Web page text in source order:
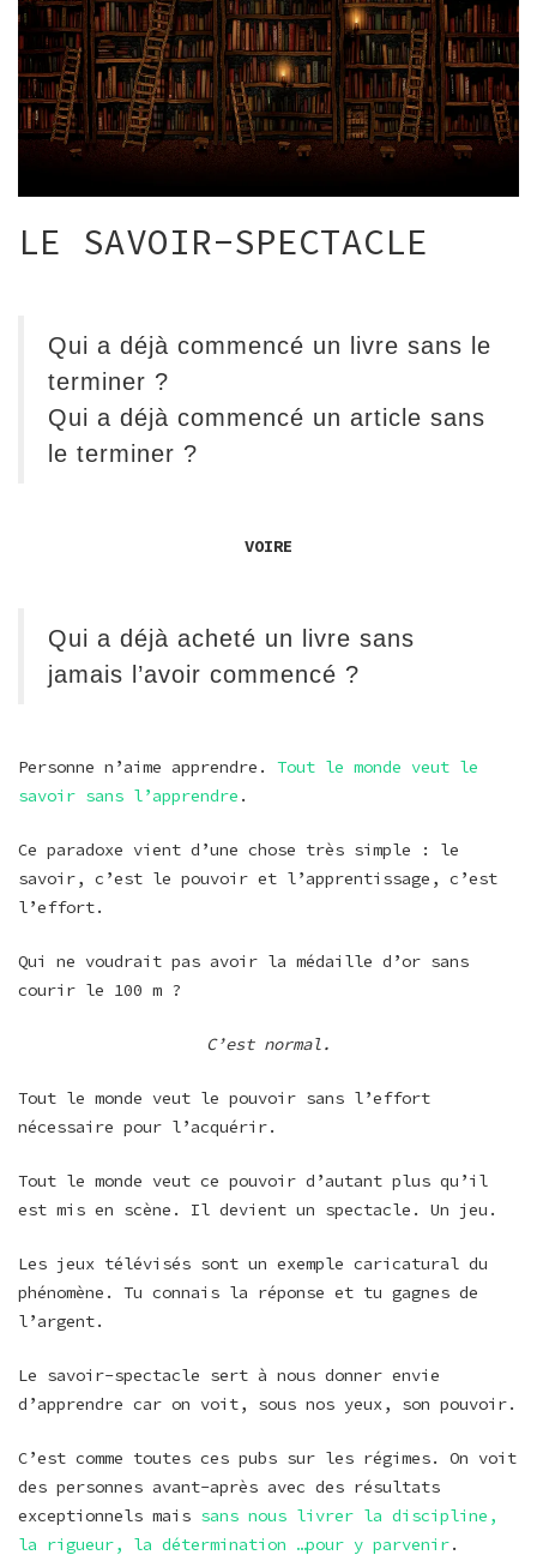
LE SAVOIR-SPECTACLE
Qui a déjà commencé un livre sans le
terminer ?
Qui a déjà commencé un article sans
le terminer ?
VOIRE
Qui a déjà acheté un livre sans
jamais l’avoir commencé ?
Personne n’aime apprendre. Tout le monde veut le
savoir sans l’apprendre .
Ce paradoxe vient d’une chose très simple : le
savoir, c’est le pouvoir et l’apprentissage, c’est
l’effort.
Qui ne voudrait pas avoir la médaille d’or sans
courir le 100 m ?
C’est normal.
Tout le monde veut le pouvoir sans l’effort
nécessaire pour l’acquérir.
Tout le monde veut ce pouvoir d’autant plus qu’il
est mis en scène. Il devient un spectacle. Un jeu.
Les jeux télévisés sont un exemple caricatural du
phénomène. Tu connais la réponse et tu gagnes de
l’argent.
Le savoir-spectacle sert à nous donner envie
d’apprendre car on voit, sous nos yeux, son pouvoir.
C’est comme toutes ces pubs sur les régimes. On voit
des personnes avant-après avec des résultats
exceptionnels mais sans nous livrer la discipline,
la rigueur, la détermination …pour y parvenir.